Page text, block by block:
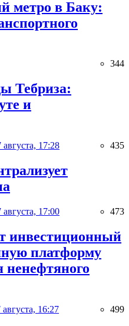
метро в Баку:
344
Тебриза:
и
августа, 17:28 435
августа, 17:00 473
инвестиционный
платформу
ненефтяного
августа, 16:27 499